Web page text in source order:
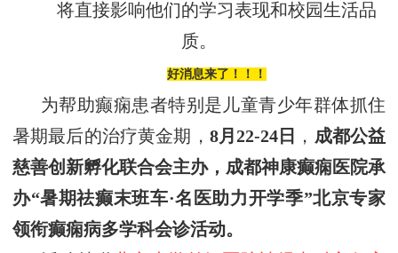
将直接影响他们的学习表现和校园生活品
质。
好消息来了！！！
为帮助癫痫患者特别是儿童青少年群体抓住
暑期最后的治疗黄金期， 8月22-24 日 ， 成都公益
慈善创新孵化联合会主办， 成都神康癫痫医院承
办“暑期祛癫末班车·名医助力开学季”北京专家
领衔癫痫病多学科会诊活动。